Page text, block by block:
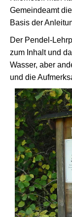
Gemeindeamt
Basis der
Der Pendel-
zum Inhalt und
Wasser, aber
und die